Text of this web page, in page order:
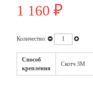
1 160 ₽
Количество:
Способ
крепления
Скотч 3М